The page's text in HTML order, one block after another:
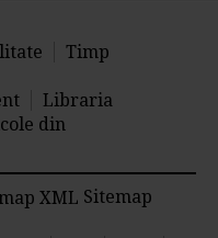
Timp
Libraria
din
Sitemap